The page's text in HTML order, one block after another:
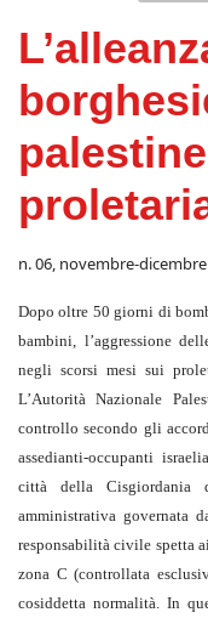
n. 06, novembre-
Dopo oltre 50 giorni di
bambini, l’aggressione
negli scorsi mesi sui
L’Autorità Nazionale
controllo secondo gli
assedianti-occupanti
città della
amministrativa governata
responsabilità civile spetta
zona C (controllata
cosiddetta normalità. In